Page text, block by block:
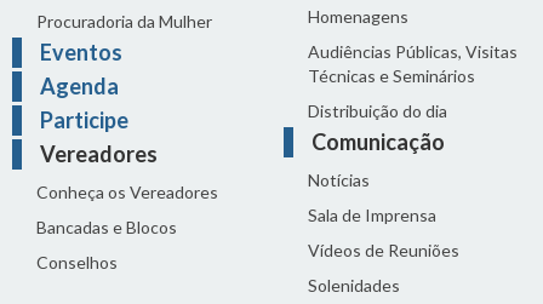
Procuradoria da Mulher
Eventos
Agenda
Participe
Vereadores
Conheça os Vereadores
Bancadas e Blocos
Conselhos
Homenagens
Audiências Públicas, Visitas
Técnicas e Seminários
Distribuição do dia
Comunicação
Notícias
Sala de Imprensa
Vídeos de Reuniões
Solenidades